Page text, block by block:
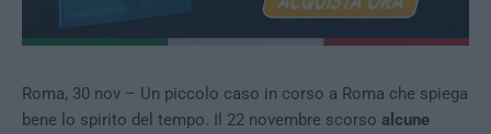
Roma, 30 nov – Un piccolo caso in corso a Roma che spiega
bene lo spirito del tempo. Il 22 novembre scorso alcune